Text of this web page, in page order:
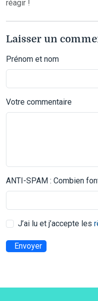
réagir !
Laisser un
Prénom et nom
Votre commentaire
ANTI-SPAM : Combien
J’ai lu et j’accepte les
Envoyer